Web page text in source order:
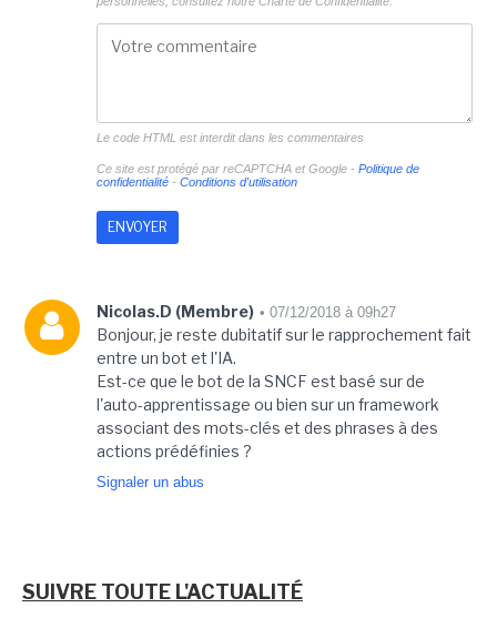
Le code HTML est interdit dans les commentaires
Ce site est protégé par reCAPTCHA et Google - Politique de
confidentialité- Conditions d'utilisation
Nicolas.D (Membre) • 07/12/2018 à 09h27
Bonjour, je reste dubitatif sur le rapprochement fait
entre un bot et l'IA.
Est-ce que le bot de la SNCF est basé sur de
l'auto-apprentissage ou bien sur un framework
associant des mots-clés et des phrases à des
actions prédéfinies ?
Signaler un abus
SUIVRE TOUTE L'ACTUALITÉ